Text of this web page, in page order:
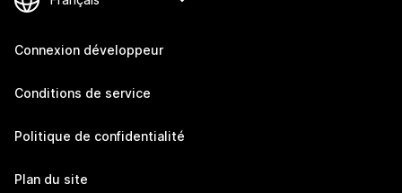
Connexion développeur
Conditions de service
Politique de confidentialité
Plan du site